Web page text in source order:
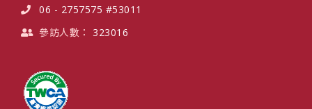
06 - 2757575 #53011
參訪人數： 323016